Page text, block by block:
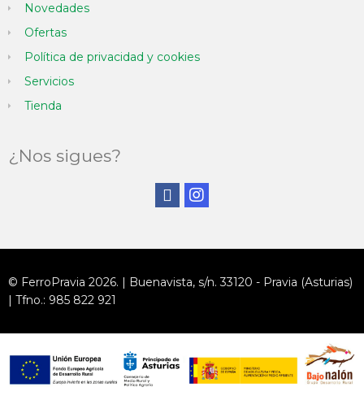
Novedades
Ofertas
Política de privacidad y cookies
Servicios
Tienda
¿Nos sigues?
© FerroPravia 2026. | Buenavista, s/n. 33120 - Pravia (Asturias)
| Tfno.: 985 822 921